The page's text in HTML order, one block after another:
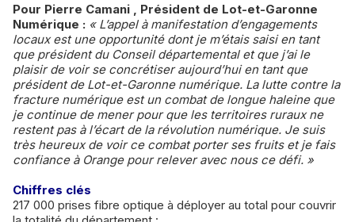
Pour Pierre Camani , Président de Lot-et-Garonne
Numérique : « L’appel à manifestation d’engagements
locaux est une opportunité dont je m’étais saisi en tant
que président du Conseil départemental et que j’ai le
plaisir de voir se concrétiser aujourd’hui en tant que
président de Lot-et-Garonne numérique. La lutte contre la
fracture numérique est un combat de longue haleine que
je continue de mener pour que les territoires ruraux ne
restent pas à l’écart de la révolution numérique. Je suis
très heureux de voir ce combat porter ses fruits et je fais
confiance à Orange pour relever avec nous ce défi. »
Chiffres clés
217 000 prises fibre optique à déployer au total pour couvrir